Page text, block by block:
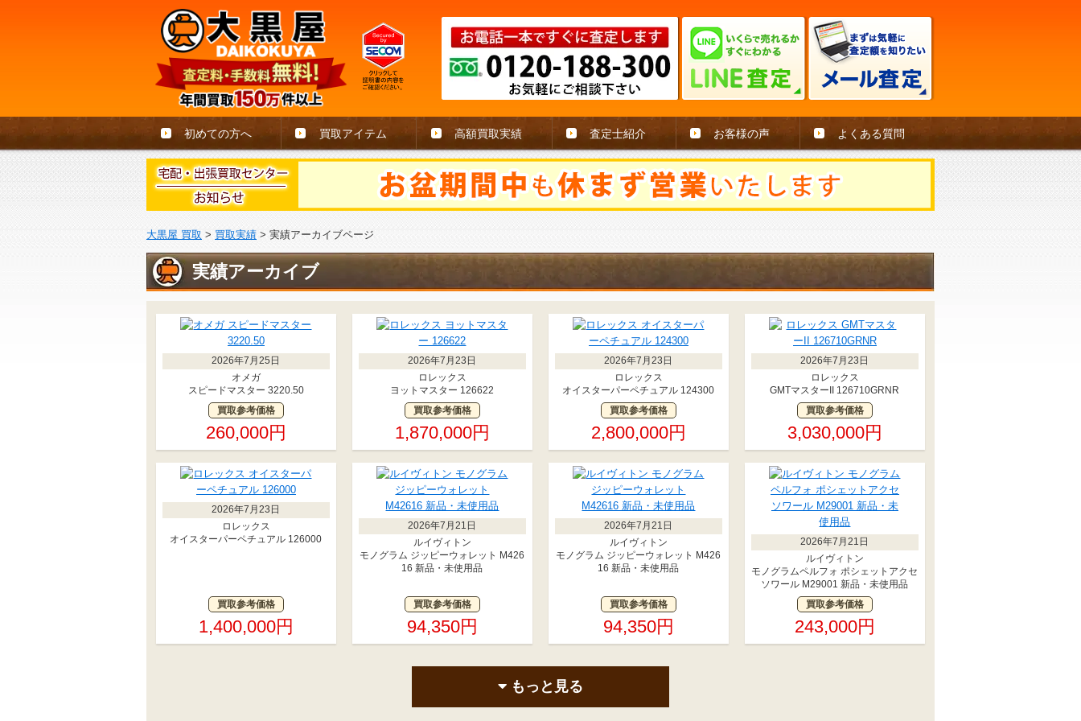
初めての方へ 買取アイテム 高額買取実績 査定士紹介 お客様の声 よくある質問
大黒屋 買取 > 買取実績 > 実績アーカイブページ
実績アーカイブ
2026年7月25日
オメガ
スピードマスター 3220.50
買取参考価格
260,000円
2026年7月23日
ロレックス
ヨットマスター 126622
買取参考価格
1,870,000円
2026年7月23日
ロレックス
オイスターパーペチュアル 124300
買取参考価格
2,800,000円
2026年7月23日
ロレックス
GMTマスターII 126710GRNR
買取参考価格
3,030,000円
2026年7月23日
ロレックス
オイスターパーペチュアル 126000
買取参考価格
1,400,000円
2026年7月21日
ルイヴィトン
モノグラム ジッピーウォレット M426
16 新品・未使用品
買取参考価格
94,350円
2026年7月21日
ルイヴィトン
モノグラム ジッピーウォレット M426
16 新品・未使用品
買取参考価格
94,350円
2026年7月21日
ルイヴィトン
モノグラムペルフォ ポシェットアクセ
ソワール M29001 新品・未使用品
買取参考価格
243,000円
もっと見る